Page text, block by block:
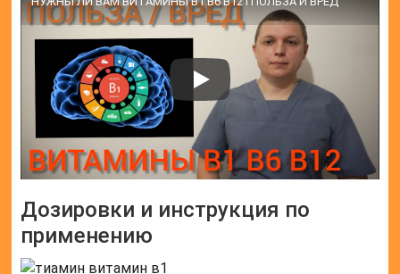
Дозировки и инструкция по
применению